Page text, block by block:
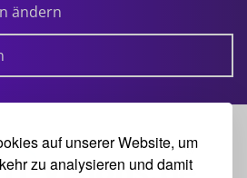
auf unserer Website, um
zu analysieren und damit
ändern